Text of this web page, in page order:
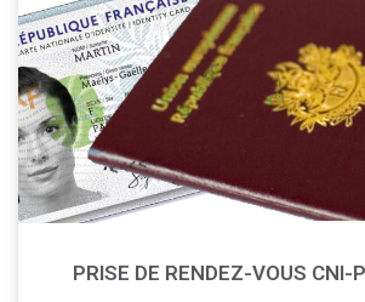
PRISE DE RENDEZ-VOUS CNI-